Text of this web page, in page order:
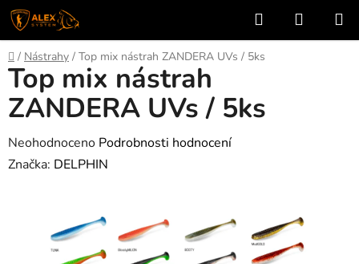
Přejít
na
obsah
Hledat
KOŠÍK
Domů
/ Nástrahy / Top mix nástrah ZANDERA UVs / 5ks
Top mix nástrah
ZANDERA UVs / 5ks
Průměrné
hodnocení
Neohodnoceno Podrobnosti hodnocení
Značka: DELPHIN